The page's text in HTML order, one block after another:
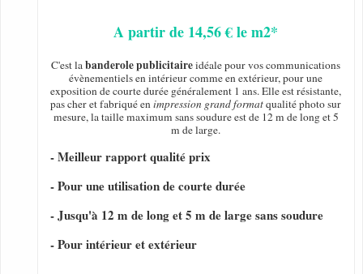
A partir de 14,56 € le m2*
C'est labanderole publicitaireidéale pour vos communications
évènementiels en intérieur comme en extérieur, pour une
exposition de courte durée généralement 1 ans. Elle est résistante,
pas cher et fabriqué enimpression grand formatqualité photo sur
mesure, la taille maximum sans soudure est de 12 m de long et 5
m de large.
- Meilleur rapport qualité prix
- Pour une utilisation de courte durée
- Jusqu'à 12 m de long et 5 m de large sans soudure
- Pour intérieur et extérieur